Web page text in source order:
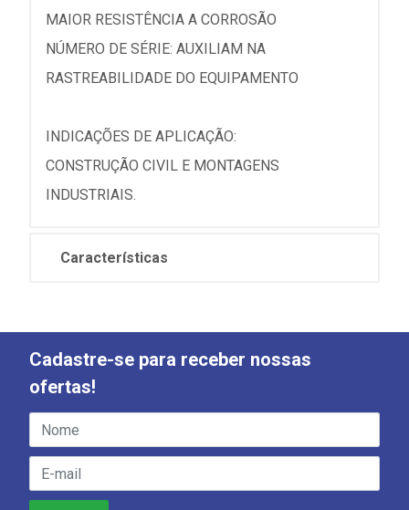
MAIOR RESISTÊNCIA A CORROSÃO
NÚMERO DE SÉRIE: AUXILIAM NA
RASTREABILIDADE DO EQUIPAMENTO
INDICAÇÕES DE APLICAÇÃO:
CONSTRUÇÃO CIVIL E MONTAGENS
INDUSTRIAIS.
Características
Cadastre-se para receber nossas
ofertas!